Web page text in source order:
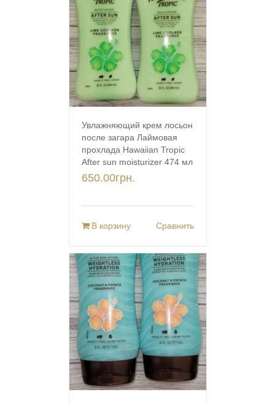
Увлажняющий крем лосьон
после загара Лаймовая
прохлада Hawaiian Tropic
After sun moisturizer 474 мл
650.00грн.
В корзину Сравнить